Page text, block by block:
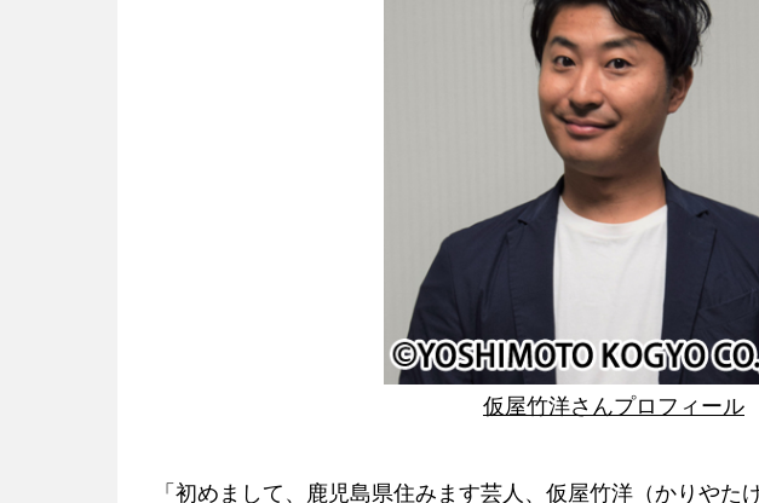
仮屋竹洋さんプロフィール
「初めまして、鹿児島県住みます芸人、仮屋竹洋（かりやた